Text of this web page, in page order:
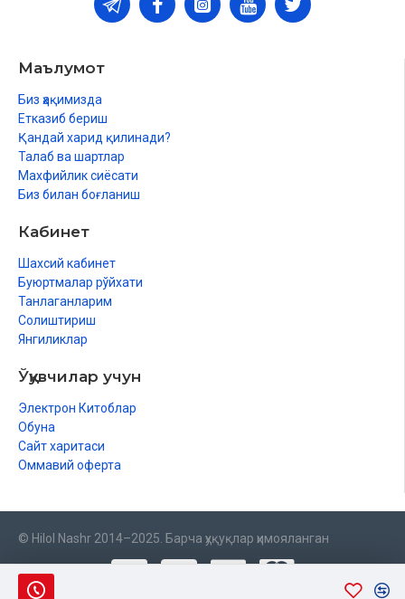
Маълумот
Биз ҳақимизда
Етказиб бериш
Қандай харид қилинади?
Талаб ва шартлар
Махфийлик сиёсати
Биз билан боғланиш
Кабинет
Шахсий кабинет
Буюртмалар рўйхати
Танлаганларим
Солиштириш
Янгиликлар
Ўқувчилар учун
Электрон Китоблар
Обуна
Сайт харитаси
Оммавий оферта
© Hilol Nashr 2014–2025. Барча ҳуқуқлар ҳимояланган